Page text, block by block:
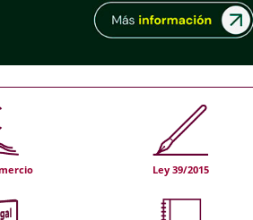
Ley 39/2015